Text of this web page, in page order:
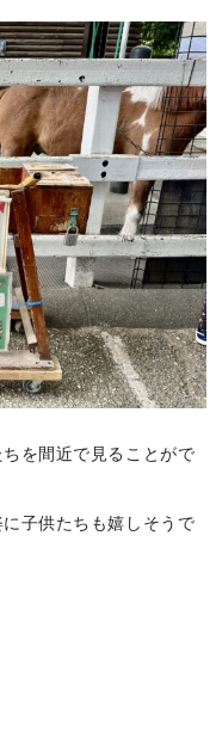
を間近で見ることがで
子供たちも嬉しそうで